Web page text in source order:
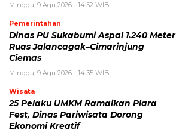
Minggu, 9 Agu 2026 - 14:52 WIB
Pemerintahan
Dinas PU Sukabumi Aspal 1.240 Meter
Ruas Jalancagak–Cimarinjung
Ciemas
Minggu, 9 Agu 2026 - 14:35 WIB
Wisata
25 Pelaku UMKM Ramaikan Plara
Fest, Dinas Pariwisata Dorong
Ekonomi Kreatif